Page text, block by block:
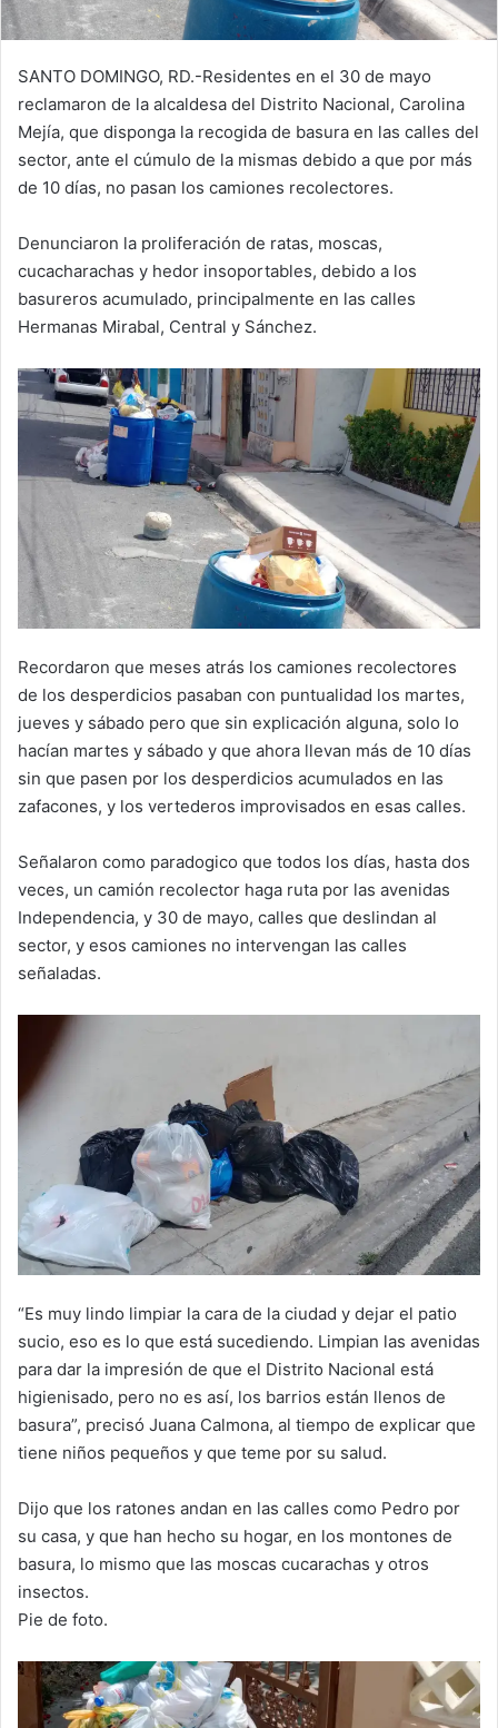
SANTO DOMINGO, RD.-Residentes en el 30 de mayo
reclamaron de la alcaldesa del Distrito Nacional, Carolina
Mejía, que disponga la recogida de basura en las calles del
sector, ante el cúmulo de la mismas debido a que por más
de 10 días, no pasan los camiones recolectores.
Denunciaron la proliferación de ratas, moscas,
cucacharachas y hedor insoportables, debido a los
basureros acumulado, principalmente en las calles
Hermanas Mirabal, Central y Sánchez.
Recordaron que meses atrás los camiones recolectores
de los desperdicios pasaban con puntualidad los martes,
jueves y sábado pero que sin explicación alguna, solo lo
hacían martes y sábado y que ahora llevan más de 10 días
sin que pasen por los desperdicios acumulados en las
zafacones, y los vertederos improvisados en esas calles.
Señalaron como paradogico que todos los días, hasta dos
veces, un camión recolector haga ruta por las avenidas
Independencia, y 30 de mayo, calles que deslindan al
sector, y esos camiones no intervengan las calles
señaladas.
“Es muy lindo limpiar la cara de la ciudad y dejar el patio
sucio, eso es lo que está sucediendo. Limpian las avenidas
para dar la impresión de que el Distrito Nacional está
higienisado, pero no es así, los barrios están llenos de
basura”, precisó Juana Calmona, al tiempo de explicar que
tiene niños pequeños y que teme por su salud.
Dijo que los ratones andan en las calles como Pedro por
su casa, y que han hecho su hogar, en los montones de
basura, lo mismo que las moscas cucarachas y otros
insectos.
Pie de foto.